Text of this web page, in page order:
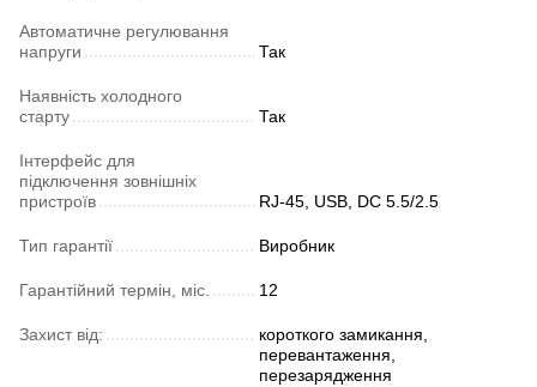
Автоматичне регулювання
напруги
Так
Наявність холодного
старту
Так
Інтерфейс для
підключення зовнішніх
пристроїв
RJ-45, USB, DC 5.5/2.5
Тип гарантії Виробник
Гарантійний термін, міс. 12
Захист від:
короткого замикання,
перевантаження,
перезарядження